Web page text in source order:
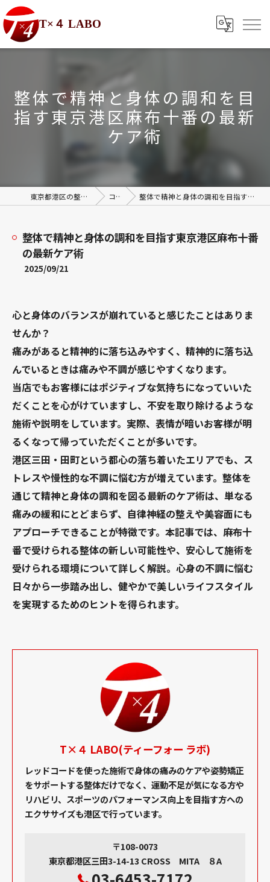
T×４ LABO
整体で精神と身体の調和を目
指す東京港区麻布十番の最新
ケア術
東京都港区の整体ならT×4 LABO コラム 整体で精神と身体の調和を目指す東京港区麻布十番の最新ケア術
整体で精神と身体の調和を目指す東京港区麻布十番
の最新ケア術
2025/09/21
心と身体のバランスが崩れていると感じたことはありま
せんか？
痛みがあると精神的に落ち込みやすく、精神的に落ち込
んでいるときは痛みや不調が感じやすくなります。
当店でもお客様にはポジティブな気持ちになっていいた
だくことを心がけていますし、不安を取り除けるような
施術や説明をしています。実際、表情が暗いお客様が明
るくなって帰っていただくことが多いです。
港区三田・田町という都心の落ち着いたエリアでも、ス
トレスや慢性的な不調に悩む方が増えています。整体を
通じて精神と身体の調和を図る最新のケア術は、単なる
痛みの緩和にとどまらず、自律神経の整えや美容面にも
アプローチできることが特徴です。本記事では、麻布十
番で受けられる整体の新しい可能性や、安心して施術を
受けられる環境について詳しく解説。心身の不調に悩む
日々から一歩踏み出し、健やかで美しいライフスタイル
を実現するためのヒントを得られます。
T×４ LABO(ティーフォー ラボ)
レッドコードを使った施術で身体の痛みのケアや姿勢矯正
をサポートする整体だけでなく、運動不足が気になる方や
リハビリ、スポーツのパフォーマンス向上を目指す方への
エクササイズも港区で行っています。
〒108-0073
東京都港区三田3-14-13 CROSS MITA ８A